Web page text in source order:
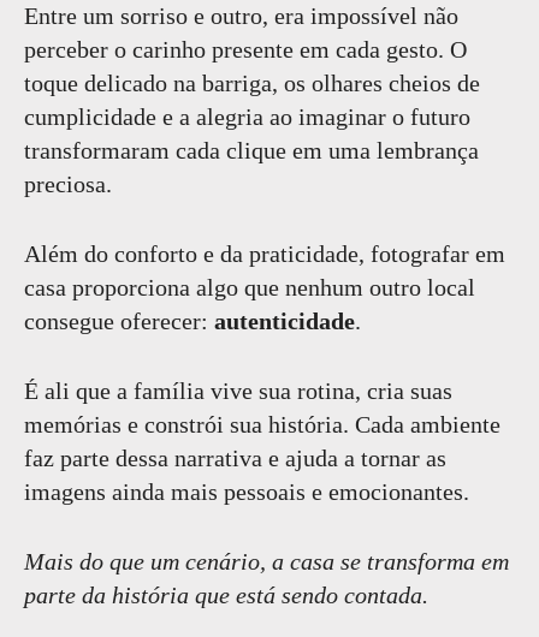
Entre um sorriso e outro, era impossível não
perceber o carinho presente em cada gesto. O
toque delicado na barriga, os olhares cheios de
cumplicidade e a alegria ao imaginar o futuro
transformaram cada clique em uma lembrança
preciosa.
Além do conforto e da praticidade, fotografar em
casa proporciona algo que nenhum outro local
consegue oferecer: autenticidade.
É ali que a família vive sua rotina, cria suas
memórias e constrói sua história. Cada ambiente
faz parte dessa narrativa e ajuda a tornar as
imagens ainda mais pessoais e emocionantes.
Mais do que um cenário, a casa se transforma em
parte da história que está sendo contada.